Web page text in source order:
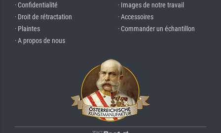
· Confidentialité
· Droit de rétractation
· Plaintes
· A propos de nous
· Images de notre travail
· Accessoires
· Commander un échantillon